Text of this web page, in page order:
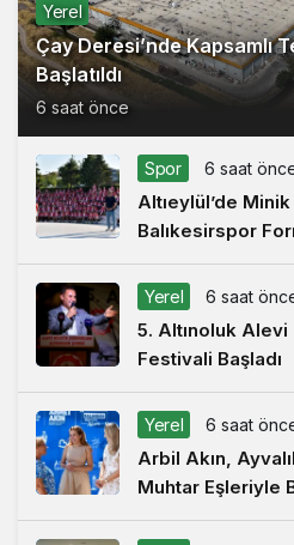
Yerel
Çay Deresi’nde Kapsamlı
Başlatıldı
6 saat önce
Spor 6 saat
Altıeylül’de
Balıkesirspor
Yerel 6 saat
5. Altınoluk Alevi
Festivali Başladı
Yerel 6 saat
Arbil Akın,
Muhtar Eşleriyle